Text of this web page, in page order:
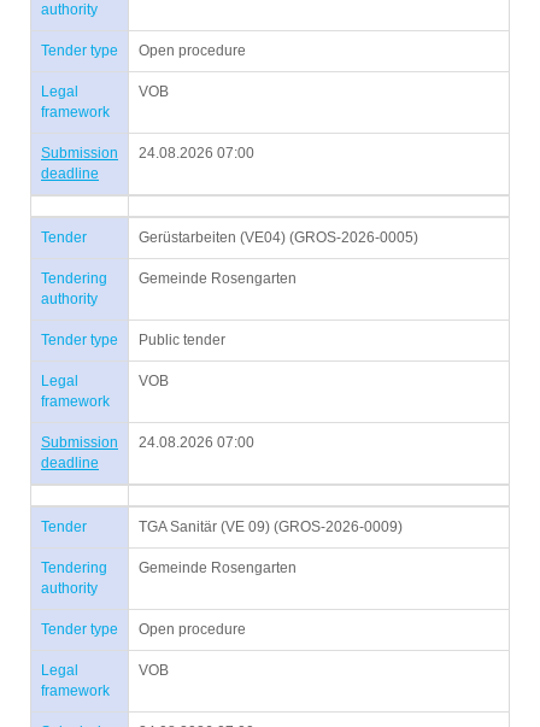
authority
Tender type Open procedure
Legal
framework
VOB
Submission
deadline
24.08.2026 07:00
Tender Gerüstarbeiten (VE04) (GROS-2026-0005)
Tendering
authority
Gemeinde Rosengarten
Tender type Public tender
Legal
framework
VOB
Submission
deadline
24.08.2026 07:00
Tender TGA Sanitär (VE 09) (GROS-2026-0009)
Tendering
authority
Gemeinde Rosengarten
Tender type Open procedure
Legal
framework
VOB